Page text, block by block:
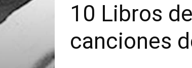
10 Libros
canciones